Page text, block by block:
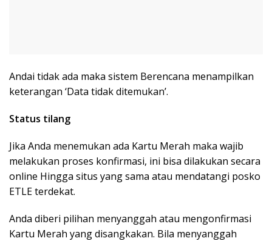
Andai tidak ada maka sistem Berencana menampilkan
keterangan ‘Data tidak ditemukan’.
Status tilang
Jika Anda menemukan ada Kartu Merah maka wajib
melakukan proses konfirmasi, ini bisa dilakukan secara
online Hingga situs yang sama atau mendatangi posko
ETLE terdekat.
Anda diberi pilihan menyanggah atau mengonfirmasi
Kartu Merah yang disangkakan. Bila menyanggah